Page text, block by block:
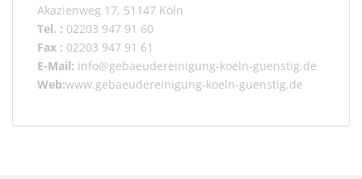
Akazienweg 17, 51147 Köln
Tel. : 02203 947 91 60
Fax : 02203 947 91 61
E-Mail: info@gebaeudereinigung-koeln-guenstig.de
Web:www.gebaeudereinigung-koeln-guenstig.de